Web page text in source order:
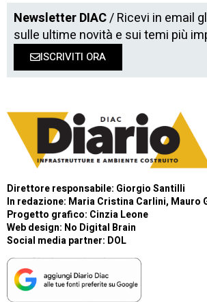
Newsletter DIAC/ Ricevi in email
sulle ultime novità e sui temi più
ISCRIVITI ORA
Direttore responsabile: Giorgio Santilli
In redazione: Maria Cristina Carlini, Mauro
Progetto grafico: Cinzia Leone
Web design: No Digital Brain
Social media partner: DOL